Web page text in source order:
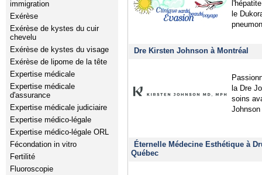
immigration
Exérèse
Exérèse de kystes du cuir
chevelu
Exérèse de kystes du visage
Exérèse de lipome de la tête
Expertise médicale
Expertise médicale
d'assurance
Expertise médicale judiciaire
Expertise médico-légale
Expertise médico-légale ORL
Fécondation in vitro
Fertilité
Fluoroscopie
le
Dre Kirsten Johnson à Montréal
la Dre
soins
Éternelle Médecine Esthétique à
Québec